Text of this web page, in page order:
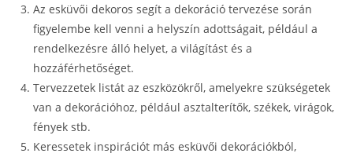
Az esküvői dekoros segít a dekoráció tervezése során
figyelembe kell venni a helyszín adottságait, például a
rendelkezésre álló helyet, a világítást és a
hozzáférhetőséget.
Tervezzetek listát az eszközökről, amelyekre szükségetek
van a dekorációhoz, például asztalterítők, székek, virágok,
fények stb.
Keressetek inspirációt más esküvői dekorációkból,